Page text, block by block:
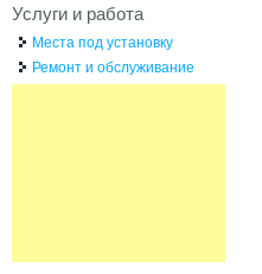
Услуги и работа
Места под установку
Ремонт и обслуживание